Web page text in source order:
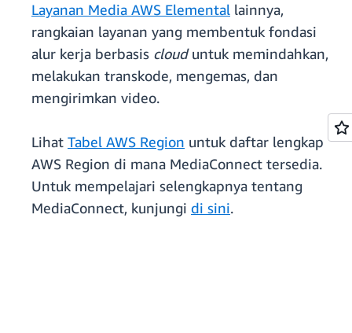
Layanan Media AWS Elemental lainnya,
rangkaian layanan yang membentuk fondasi
alur kerja berbasis clouduntuk memindahkan,
melakukan transkode, mengemas, dan
mengirimkan video.
Lihat Tabel AWS Region untuk daftar lengkap
AWS Region di mana MediaConnect tersedia.
Untuk mempelajari selengkapnya tentang
MediaConnect, kunjungi di sini.